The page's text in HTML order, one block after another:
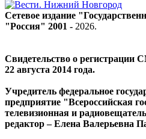
Сетевое издание
"Россия" 2001 - 2026.
Свидетельство о
22 августа 2014 года.
Учредитель федеральное
предприятие "Всероссийская
телевизионная и
редактор – Елена Валерьевна